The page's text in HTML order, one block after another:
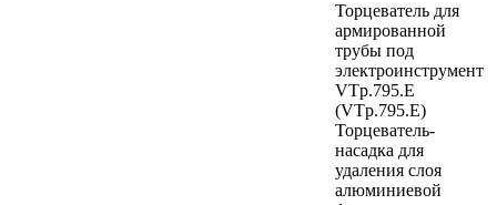
Торцеватель для
армированной
трубы под
электроинструмент
VTp.795.E
(VTp.795.E)
Торцеватель-
насадка для
удаления слоя
алюминиевой